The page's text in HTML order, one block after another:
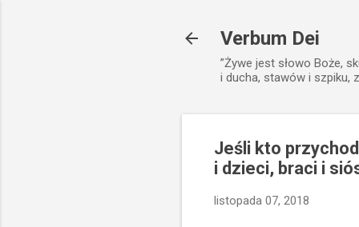
Verbum Dei
”Żywe jest słowo Boże,
i ducha, stawów i szpiku,
Jeśli kto
i dzieci, braci i
listopada 07, 2018